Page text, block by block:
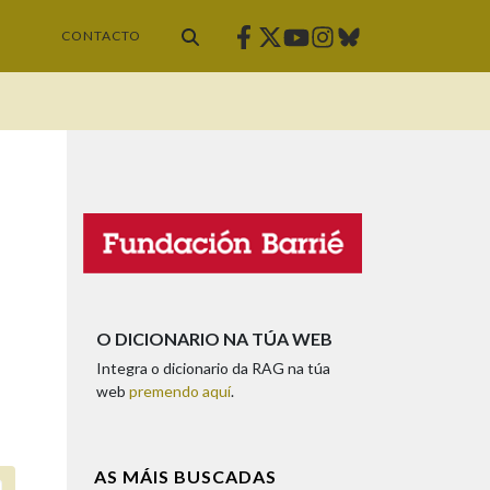
CONTACTO Facebook
Twitter
Youtube
Instagram
Bluesky
O DICIONARIO NA TÚA WEB
Integra o dicionario da RAG na túa
web premendo aquí.
AS MÁIS BUSCADAS